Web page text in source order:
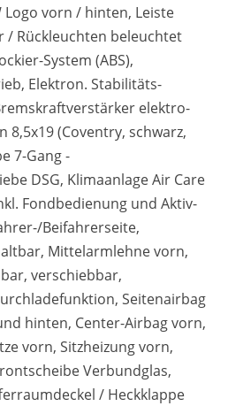
vorn / hinten, Leiste
/ Rückleuchten beleuchtet
System (ABS),
Elektron. Stabilitäts-
elektro-
8,5x19 (Coventry, schwarz,
7-Gang -
DSG, Klimaanlage Air Care
Fondbedienung und Aktiv-
Beifahrerseite,
Mittelarmlehne vorn,
verschiebbar,
Seitenairbag
hinten, Center-Airbag vorn,
vorn, Sitzheizung vorn,
Verbundglas,
/ Heckklappe